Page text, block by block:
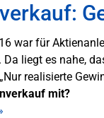
war für
Da liegt es nahe,
realisierte
mit?